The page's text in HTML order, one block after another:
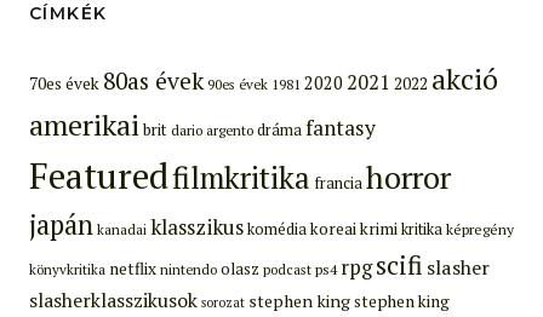
CÍMKÉK
70es évek 80as évek 90es évek 1981 2020 2021 2022 akció
amerikaibrit dario argento drámafantasy
Featuredfilmkritika franciahorror
japán kanadai klasszikuskomédiakoreaikrimikritikaképregény
könyvkritika netflix nintendo olasz podcast ps4 rpgscifi slasher
slasherklasszikusok sorozat stephen kingstephen king